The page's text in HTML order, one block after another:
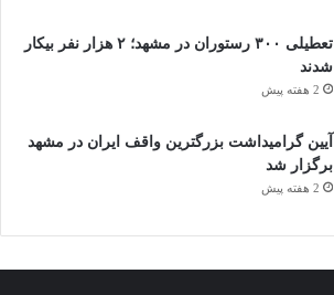
تعطیلی ۳۰۰ رستوران در مشهد؛ ۲ هزار نفر بیکار
شدند
2 هفته پیش
آیین گرامیداشت بزرگترین واقف ایران در مشهد
برگزار شد
2 هفته پیش